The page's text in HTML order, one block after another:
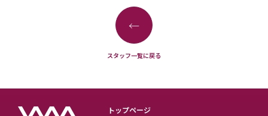
←
スタッフ一覧に戻る
トップページ